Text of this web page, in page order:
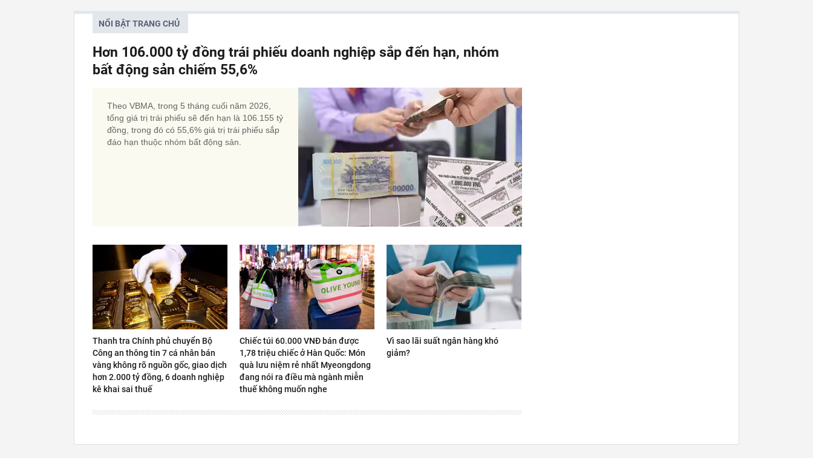
NỔI BẬT TRANG CHỦ
Hơn 106.000 tỷ đồng trái phiếu doanh nghiệp sắp đến hạn, nhóm
bất động sản chiếm 55,6%
Theo VBMA, trong 5 tháng cuối năm 2026,
tổng giá trị trái phiếu sẽ đến hạn là 106.155 tỷ
đồng, trong đó có 55,6% giá trị trái phiếu sắp
đáo hạn thuộc nhóm bất động sản.
Thanh tra Chính phủ chuyển Bộ
Công an thông tin 7 cá nhân bán
vàng không rõ nguồn gốc, giao dịch
hơn 2.000 tỷ đồng, 6 doanh nghiệp
kê khai sai thuế
Chiếc túi 60.000 VNĐ bán được
1,78 triệu chiếc ở Hàn Quốc: Món
quà lưu niệm rẻ nhất Myeongdong
đang nói ra điều mà ngành miễn
thuế không muốn nghe
Vì sao lãi suất ngân hàng khó
giảm?